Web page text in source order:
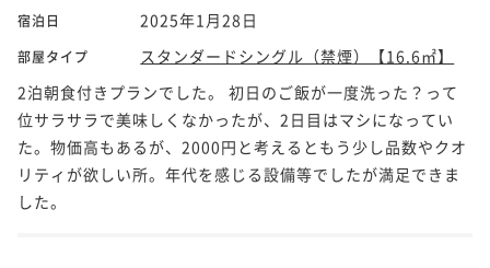
宿泊日 2025年1月28日
部屋タイプ
スタンダードシングル（禁煙）【16.6㎡】
2泊朝食付きプランでした。 初日のご飯が一度洗った？って
位サラサラで美味しくなかったが、2日目はマシになってい
た。物価高もあるが、2000円と考えるともう少し品数やクオ
リティが欲しい所。年代を感じる設備等でしたが満足できま
した。